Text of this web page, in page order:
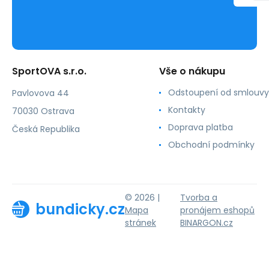
SportOVA s.r.o.
Pavlovova 44
70030 Ostrava
Česká Republika
Vše o nákupu
Odstoupení od smlouvy
Kontakty
Doprava platba
Obchodní podmínky
bundicky.cz
© 2026 |
Mapa
stránek
Tvorba a
pronájem eshopů
BINARGON.cz